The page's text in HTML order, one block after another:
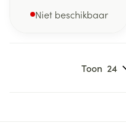
Niet beschikbaar
Toon